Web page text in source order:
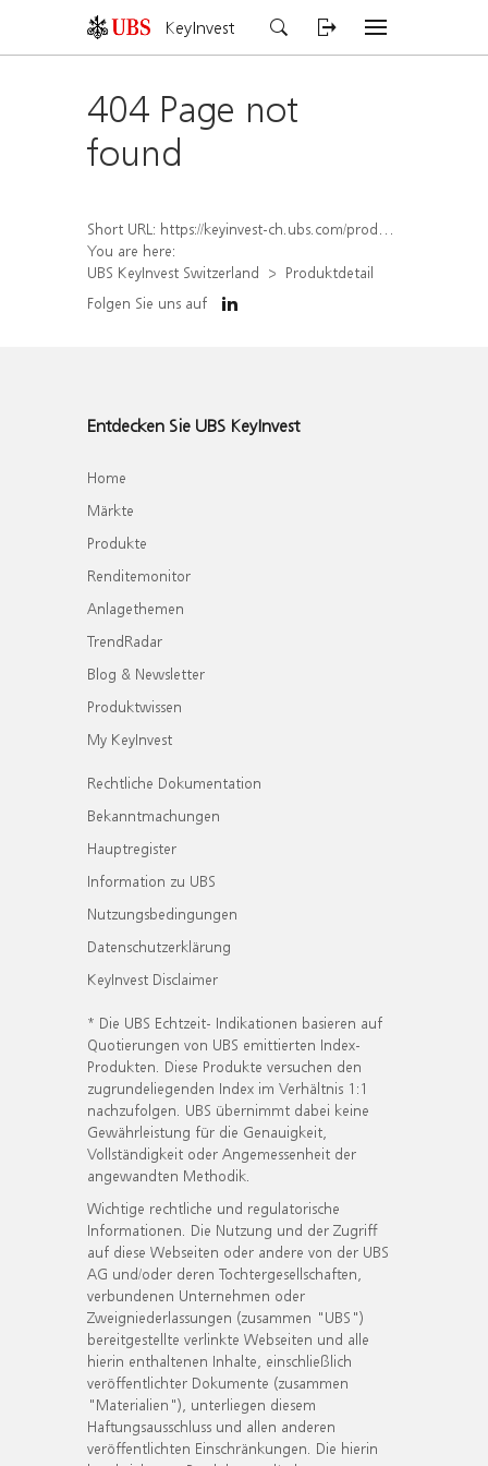
KeyInvest
404 Page not
found
Short URL: https://keyinvest-ch.ubs.com/produkt/detail/index/isin/CH1579758892
You are here:
UBS KeyInvest Switzerland
Produktdetail
Folgen Sie uns auf
Entdecken Sie UBS KeyInvest
Home
Märkte
Produkte
Renditemonitor
Anlagethemen
TrendRadar
Blog & Newsletter
Produktwissen
My KeyInvest
Rechtliche Dokumentation
Bekanntmachungen
Hauptregister
Information zu UBS
Nutzungsbedingungen
Datenschutzerklärung
KeyInvest Disclaimer
* Die UBS Echtzeit- Indikationen basieren auf
Quotierungen von UBS emittierten Index-
Produkten. Diese Produkte versuchen den
zugrundeliegenden Index im Verhältnis 1:1
nachzufolgen. UBS übernimmt dabei keine
Gewährleistung für die Genauigkeit,
Vollständigkeit oder Angemessenheit der
angewandten Methodik.
Wichtige rechtliche und regulatorische
Informationen. Die Nutzung und der Zugriff
auf diese Webseiten oder andere von der UBS
AG und/oder deren Tochtergesellschaften,
verbundenen Unternehmen oder
Zweigniederlassungen (zusammen "UBS")
bereitgestellte verlinkte Webseiten und alle
hierin enthaltenen Inhalte, einschließlich
veröffentlichter Dokumente (zusammen
"Materialien"), unterliegen diesem
Haftungsausschluss und allen anderen
veröffentlichten Einschränkungen. Die hierin